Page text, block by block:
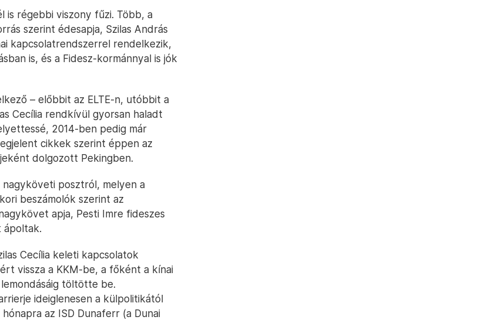
is régebbi viszony fűzi. Több, a
szerint édesapja, Szilas András
kapcsolatrendszerrel rendelkezik,
is, és a Fidesz-kormánnyal is jók
– előbbit az ELTE-n, utóbbit a
Cecília rendkívül gyorsan haladt
2014-ben pedig már
cikkek szerint éppen az
dolgozott Pekingben.
nagyköveti posztról, melyen a
beszámolók szerint az
apja, Pesti Imre fideszes
ápoltak.
Cecília keleti kapcsolatok
vissza a KKM-be, a főként a kínai
töltötte be.
ideiglenesen a külpolitikától
az ISD Dunaferr (a Dunai